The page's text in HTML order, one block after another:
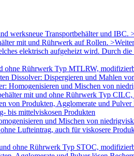
werksneue Transportbehälter und
mit und Rührwerk auf Rollen.
elektrisch aufgeheizt wird. Durch
ohne Rührwerk Typ MTLRW,
Dissolver: Dispergieren und Mahlen
Homogenisieren und Mischen von
mit und ohne Rührwerk Typ
Produkten, Agglomerate und
bis mittelviskosen Produkten
und Mischen von
Lufteintrag, auch für viskosere
ohne Rührwerk Typ STOC,